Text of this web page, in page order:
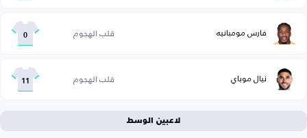
فارس مومبانيه قلب الهجوم 0
نيال موباي قلب الهجوم 11
لاعبين الوسط